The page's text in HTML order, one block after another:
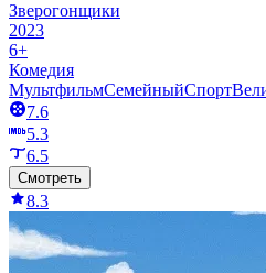
Зверогонщики
2023
6+
Комедия
МультфильмСемейныйСпорт
7.6
5.3
6.5
Смотреть
8.3